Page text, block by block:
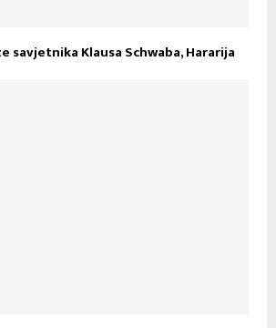
savjetnika Klausa Schwaba, Hararija